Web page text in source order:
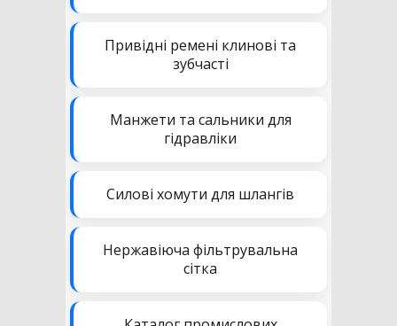
Привідні ремені клинові та
зубчасті
Манжети та сальники для
гідравліки
Силові хомути для шлангів
Нержавіюча фільтрувальна
сітка